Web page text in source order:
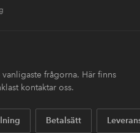
frågorna. Här finns
kontaktar oss.
Betalsätt